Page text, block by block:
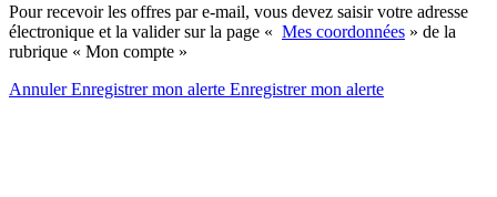
Pour recevoir les offres par e-mail, vous devez saisir votre adresse
électronique et la valider sur la page « Mes coordonnées » de la
rubrique « Mon compte »
AnnulerEnregistrer mon alerte Enregistrermon alerte